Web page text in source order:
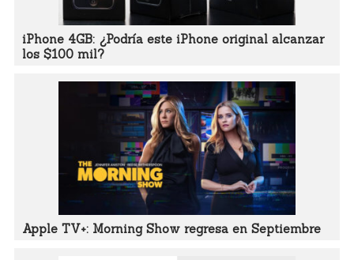
iPhone 4GB: ¿Podría este iPhone original alcanzar
los $100 mil?
Apple TV+: Morning Show regresa en Septiembre